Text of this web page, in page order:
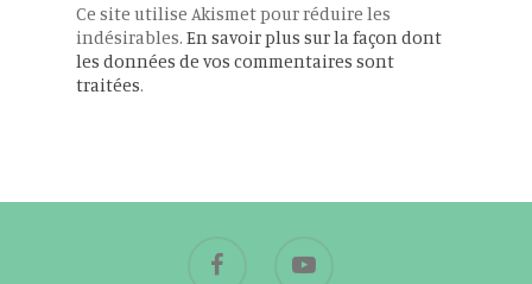
Ce site utilise Akismet pour réduire les
indésirables. En savoir plus sur la façon dont
les données de vos commentaires sont
traitées.